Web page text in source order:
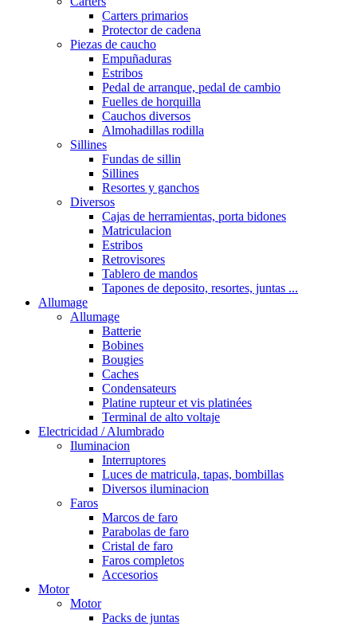
Carters primarios
Protector de cadena
Piezas de caucho
Empuñaduras
Estribos
Pedal de arranque, pedal de cambio
Fuelles de horquilla
Cauchos diversos
Almohadillas rodilla
Sillines
Fundas de sillin
Sillines
Resortes y ganchos
Diversos
Cajas de herramientas, porta bidones
Matriculacion
Estribos
Retrovisores
Tablero de mandos
Tapones de deposito, resortes, juntas ...
Allumage
Allumage
Batterie
Bobines
Bougies
Caches
Condensateurs
Platine rupteur et vis platinées
Terminal de alto voltaje
Electricidad / Alumbrado
Iluminacion
Interruptores
Luces de matricula, tapas, bombillas
Diversos iluminacion
Faros
Marcos de faro
Parabolas de faro
Cristal de faro
Faros completos
Accesorios
Motor
Motor
Packs de juntas